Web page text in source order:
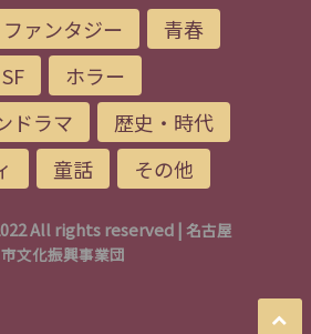
ファンタジー
青春
SF
ホラー
ドラマ
歴史・時代
童話 その他
All rights reserved | 名古屋
市文化振興事業団